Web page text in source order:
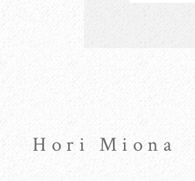
Hori Miona